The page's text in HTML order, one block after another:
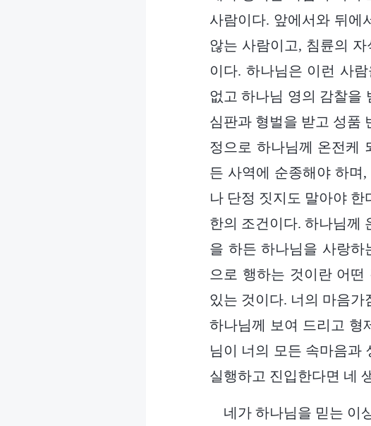
사람이다. 앞에서와 뒤에
않는 사람이고, 침륜의
이다. 하나님은 이런 사
없고 하나님 영의 감찰을
심판과 형벌을 받고 성품
정으로 하나님께 온전케
든 사역에 순종해야 하며
나 단정 짓지도 말아야
한의 조건이다. 하나님께
을 하든 하나님을 사랑하
으로 행하는 것이란 어
있는 것이다. 너의 마음
하나님께 보여 드리고 형
님이 너의 모든 속마음과
실행하고 진입한다면 네
네가 하나님을 믿는 이